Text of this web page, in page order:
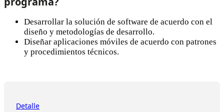
Desarrollar la solución de software de acuerdo con el
diseño y metodologías de desarrollo.
Diseñar aplicaciones móviles de acuerdo con patrones
y procedimientos técnicos.
Detalle